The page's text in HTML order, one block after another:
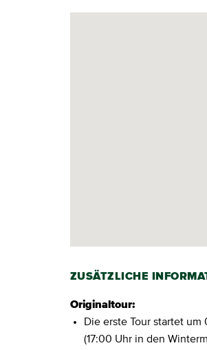
ZUSÄTZLICHE
Originaltour:
Die erste Tour startet um
(17:00 Uhr in den